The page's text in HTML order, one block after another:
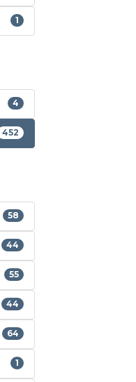
1
4
452
58
44
55
44
64
1